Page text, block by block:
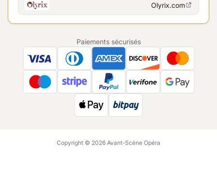
Olyrix.com
Paiements sécurisés
Copyright © 2026 Avant-Scène Opéra